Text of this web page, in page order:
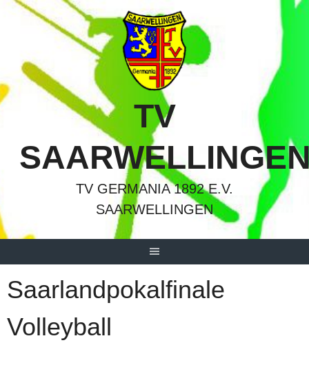
Springe
TV
TV GERMANIA 1892 E.V.
SAARWELLINGEN
Saarlandpokalfinale
Volleyball